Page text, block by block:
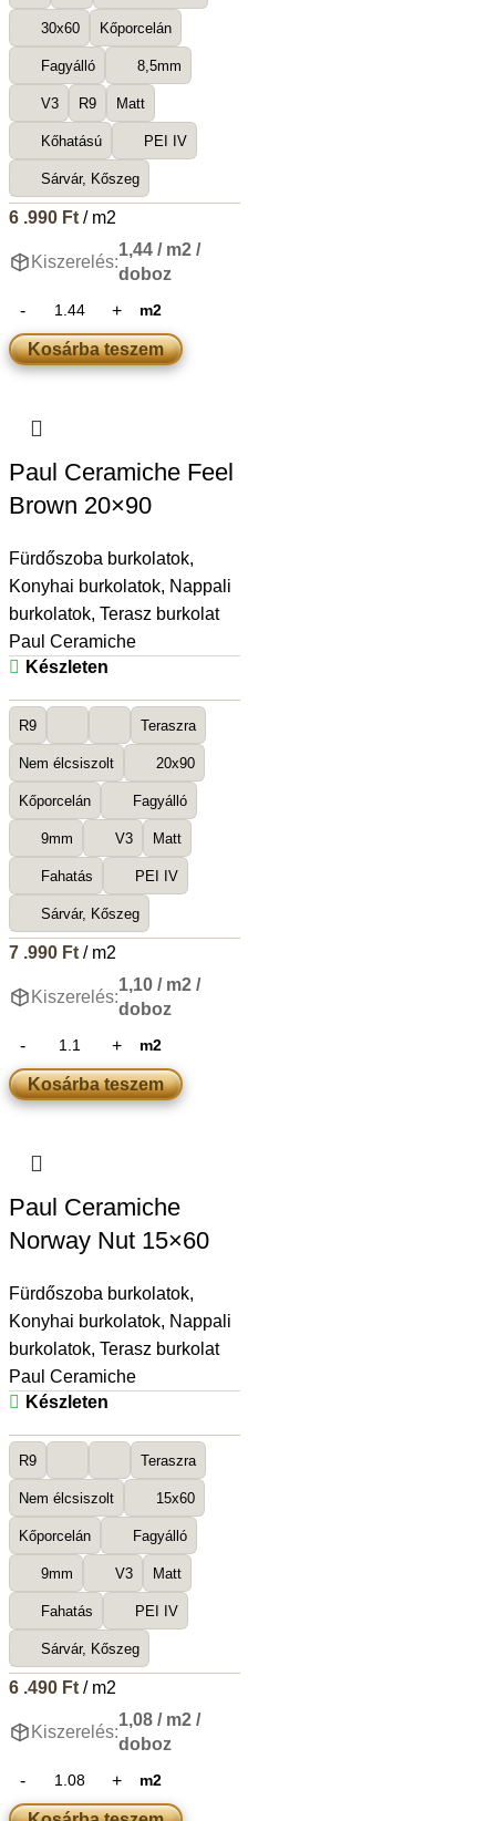
30x60 Kőporcelán
Fagyálló 8,5mm
V3 R9 Matt
Kőhatású PEI IV
Sárvár, Kőszeg
6 .990 Ft/ m2
Kiszerelés:
1,44 / m2 /
doboz
m2
Kosárba teszem
Paul Ceramiche Feel
Brown 20×90
Fürdőszoba burkolatok,
Konyhai burkolatok, Nappali
burkolatok, Terasz burkolat
Paul Ceramiche
Készleten
R9 Teraszra
Nem élcsiszolt 20x90
Kőporcelán Fagyálló
9mm V3 Matt
Fahatás PEI IV
Sárvár, Kőszeg
7 .990 Ft/ m2
Kiszerelés:
1,10 / m2 /
doboz
m2
Kosárba teszem
Paul Ceramiche
Norway Nut 15×60
Fürdőszoba burkolatok,
Konyhai burkolatok, Nappali
burkolatok, Terasz burkolat
Paul Ceramiche
Készleten
R9 Teraszra
Nem élcsiszolt 15x60
Kőporcelán Fagyálló
9mm V3 Matt
Fahatás PEI IV
Sárvár, Kőszeg
6 .490 Ft/ m2
Kiszerelés:
1,08 / m2 /
doboz
m2